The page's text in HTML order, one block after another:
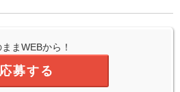
まWEBから！
応募する